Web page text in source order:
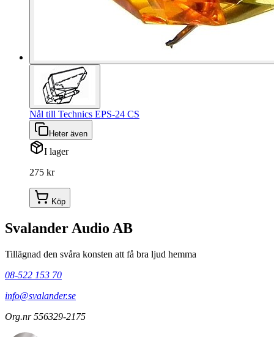
Nål till Technics EPS-24 CS
Heter även
I lager
275 kr
Köp
Svalander Audio AB
Tillägnad den svåra konsten att få bra ljud hemma
08-522 153 70
info@svalander.se
Org.nr 556329-2175